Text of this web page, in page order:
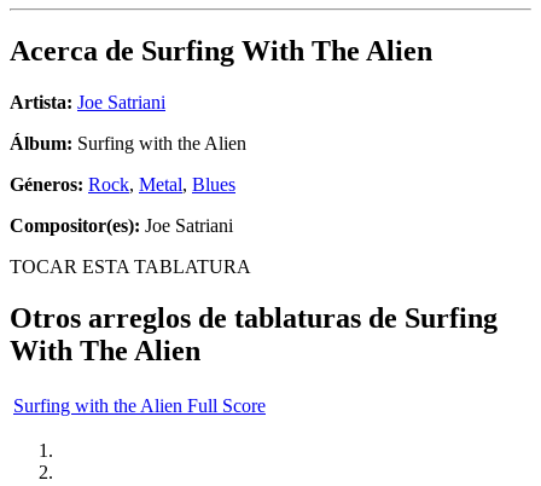
Acerca de Surfing With The Alien
Artista: Joe Satriani
Álbum: Surfing with the Alien
Géneros: Rock, Metal, Blues
Compositor(es): Joe Satriani
TOCAR ESTA TABLATURA
Otros arreglos de tablaturas de Surfing
With The Alien
Surfing with the Alien Full Score